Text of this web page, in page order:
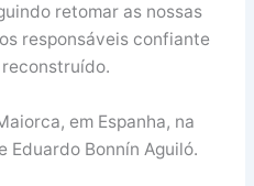
retomar as nossas
responsáveis confiante
em Espanha, na
Eduardo Bonnín Aguiló.